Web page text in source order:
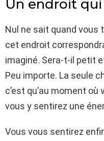
Un endroit
Nul ne sait quand vous
cet endroit
imaginé. Sera-t-il petit
Peu importe. La seule
c’est qu’au moment
vous y sentirez une
Vous vous sentirez